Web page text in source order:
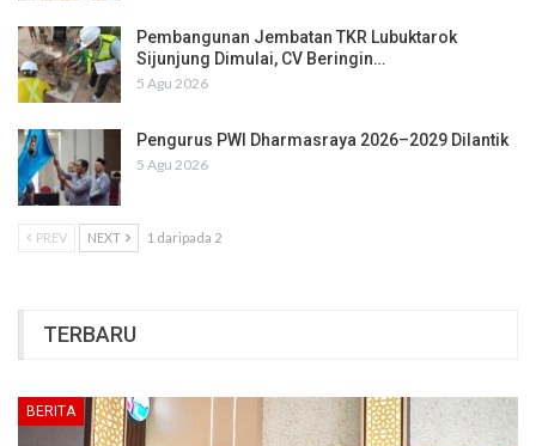
Pembangunan Jembatan TKR Lubuktarok
Sijunjung Dimulai, CV Beringin…
5 Agu 2026
Pengurus PWI Dharmasraya 2026–2029 Dilantik
5 Agu 2026
PREV NEXT 1 daripada 2
TERBARU
BERITA